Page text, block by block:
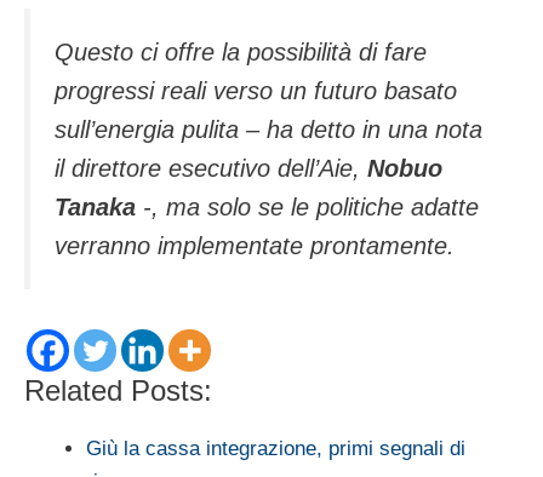
Questo ci offre la possibilità di fare
progressi reali verso un futuro basato
sull’energia pulita – ha detto in una nota
il direttore esecutivo dell’Aie, Nobuo
Tanaka -, ma solo se le politiche adatte
verranno implementate prontamente.
Related Posts:
Giù la cassa integrazione, primi segnali di